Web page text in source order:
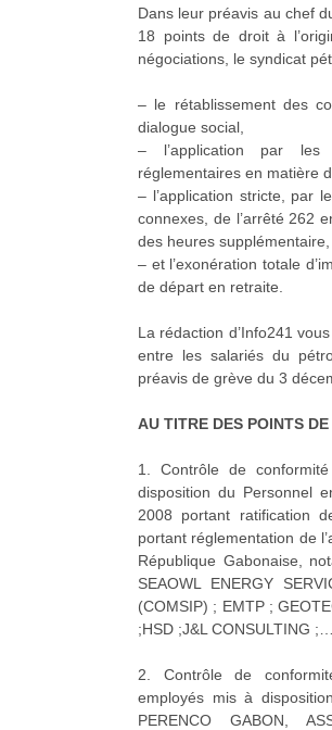
Dans leur préavis au chef
18 points de droit à
négociations, le syndicat
– le rétablissement des
dialogue social,
– l’application par les
réglementaires en matière
– l’application stricte, par
connexes, de l’arrêté 262
des heures supplémentaire,
– et l’exonération totale
de départ en retraite.
La rédaction d’Info241
entre les salariés du
préavis de grève du 3
AU TITRE DES POINTS
1. Contrôle de
disposition du Personnel
2008 portant ratification
portant réglementation de
République Gabonaise,
SEAOWL ENERGY
(COMSIP) ; EMTP ;
;HSD ;J&L CONSULTING ;…
2. Contrôle de
employés mis à
PERENCO GABON,